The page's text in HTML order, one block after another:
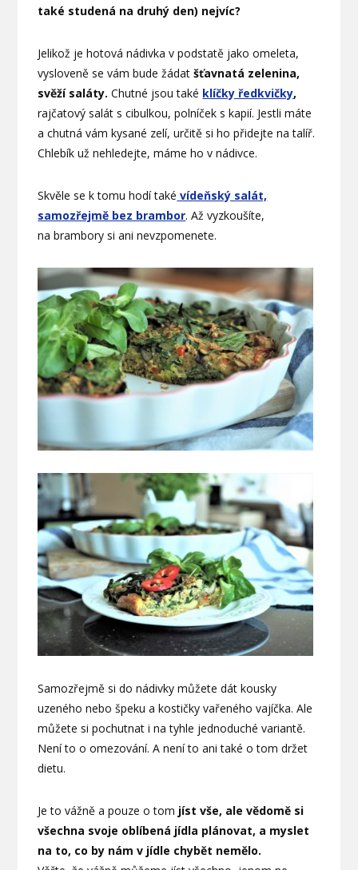
také studená na druhý den) nejvíc?
Jelikož je hotová nádivka v podstatě jako omeleta,
vysloveně se vám bude žádatšťavnatá zelenina,
svěží saláty.Chutné jsou také klíčky ředkvičky,
rajčatový salát s cibulkou, polníček s kapií. Jestli máte
a chutná vám kysané zelí, určitě si ho přidejte na talíř.
Chlebík už nehledejte, máme ho v nádivce.
Skvěle se k tomu hodí také vídeňský salát,
samozřejmě bez brambor. Až vyzkoušíte,
na brambory si ani nevzpomenete.
Samozřejmě si do nádivky můžete dát kousky
uzeného nebo špeku a kostičky vařeného vajíčka. Ale
můžete si pochutnat i na tyhle jednoduché variantě.
Není to o omezování. A není to ani také o tom držet
dietu.
Je to vážně a pouze o tom jíst vše, ale vědomě si
všechna svoje oblíbená jídla plánovat, a myslet
na to, co by nám v jídle chybět nemělo.